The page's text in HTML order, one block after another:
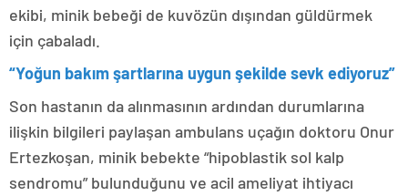
ekibi, minik bebeği de kuvözün dışından güldürmek
için çabaladı.
“Yoğun bakım şartlarına uygun şekilde sevk ediyoruz”
Son hastanın da alınmasının ardından durumlarına
ilişkin bilgileri paylaşan ambulans uçağın doktoru Onur
Ertezkoşan, minik bebekte “hipoblastik sol kalp
sendromu” bulunduğunu ve acil ameliyat ihtiyacı